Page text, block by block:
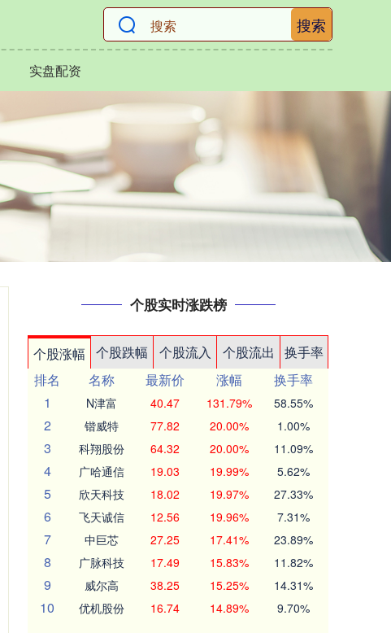
搜索
实盘配资
个股实时涨跌榜
个股涨幅 个股跌幅 个股流入 个股流出
换手率
排名
名称 最新价 涨幅
换手率
1
N津富 40.47 131.79% 58.55%
2 锴威特 77.82 20.00% 1.00%
3 科翔股份 64.32 20.00% 11.09%
4 广哈通信 19.03 19.99% 5.62%
5 欣天科技 18.02 19.97% 27.33%
6 飞天诚信 12.56 19.96% 7.31%
7 中巨芯 27.25 17.41% 23.89%
8 广脉科技 17.49 15.83% 11.82%
9 威尔高 38.25 15.25% 14.31%
10 优机股份 16.74 14.89% 9.70%